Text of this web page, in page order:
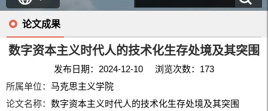
论文成果
数字资本主义时代人的技术化生存处境及其突围
发布日期：2024-12-10 浏览次数： 173
所属单位：马克思主义学院
论文名称：数字资本主义时代人的技术化生存处境及其突围